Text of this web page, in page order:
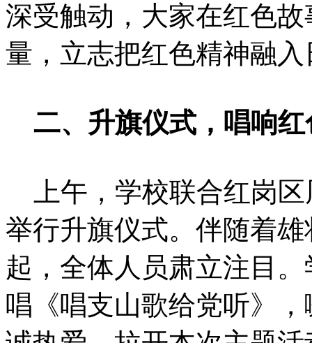
深受触动，大家在红色
量，立志把红色精神融
二、升旗仪式，唱响
上午，学校联合红岗区
举行升旗仪式。伴随着
起，全体人员肃立注目
唱《唱支山歌给党听》